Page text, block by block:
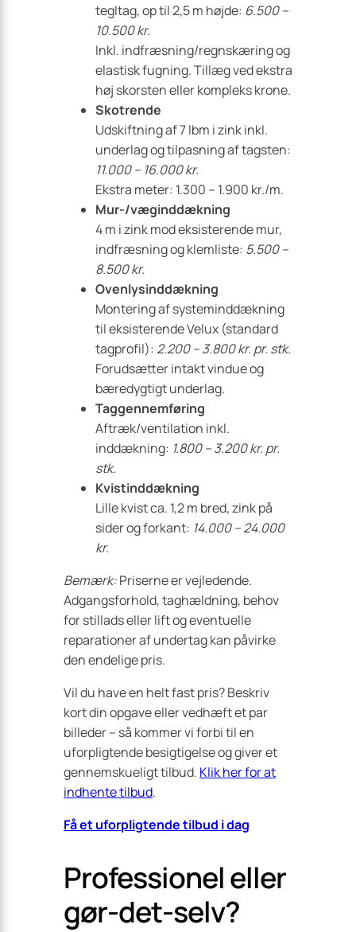
tegltag, op til 2,5 m højde: 6.500 –
10.500 kr.
Inkl. indfræsning/regnskæring og
elastisk fugning. Tillæg ved ekstra
høj skorsten eller kompleks krone.
Skotrende
Udskiftning af 7 lbm i zink inkl.
underlag og tilpasning af tagsten:
11.000 – 16.000 kr.
Ekstra meter: 1.300 – 1.900 kr./m.
Mur-/væginddækning
4 m i zink mod eksisterende mur,
indfræsning og klemliste: 5.500 –
8.500 kr.
Ovenlysinddækning
Montering af systeminddækning
til eksisterende Velux (standard
tagprofil): 2.200 – 3.800 kr. pr. stk.
Forudsætter intakt vindue og
bæredygtigt underlag.
Taggennemføring
Aftræk/ventilation inkl.
inddækning: 1.800 – 3.200 kr. pr.
stk.
Kvistinddækning
Lille kvist ca. 1,2 m bred, zink på
sider og forkant: 14.000 – 24.000
kr.
Bemærk:Priserne er vejledende.
Adgangsforhold, taghældning, behov
for stillads eller lift og eventuelle
reparationer af undertag kan påvirke
den endelige pris.
Vil du have en helt fast pris? Beskriv
kort din opgave eller vedhæft et par
billeder – så kommer vi forbi til en
uforpligtende besigtigelse og giver et
gennemskueligt tilbud. Klik her for at
indhente tilbud.
Få et uforpligtende tilbud i dag
Professionel eller
gør-det-selv?